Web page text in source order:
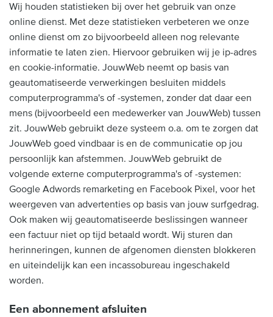
Wij houden statistieken bij over het gebruik van onze
online dienst. Met deze statistieken verbeteren we onze
online dienst om zo bijvoorbeeld alleen nog relevante
informatie te laten zien. Hiervoor gebruiken wij je ip-adres
en cookie-informatie. JouwWeb neemt op basis van
geautomatiseerde verwerkingen besluiten middels
computerprogramma's of -systemen, zonder dat daar een
mens (bijvoorbeeld een medewerker van JouwWeb) tussen
zit. JouwWeb gebruikt deze systeem o.a. om te zorgen dat
JouwWeb goed vindbaar is en de communicatie op jou
persoonlijk kan afstemmen. JouwWeb gebruikt de
volgende externe computerprogramma's of -systemen:
Google Adwords remarketing en Facebook Pixel, voor het
weergeven van advertenties op basis van jouw surfgedrag.
Ook maken wij geautomatiseerde beslissingen wanneer
een factuur niet op tijd betaald wordt. Wij sturen dan
herinneringen, kunnen de afgenomen diensten blokkeren
en uiteindelijk kan een incassobureau ingeschakeld
worden.
Een abonnement afsluiten